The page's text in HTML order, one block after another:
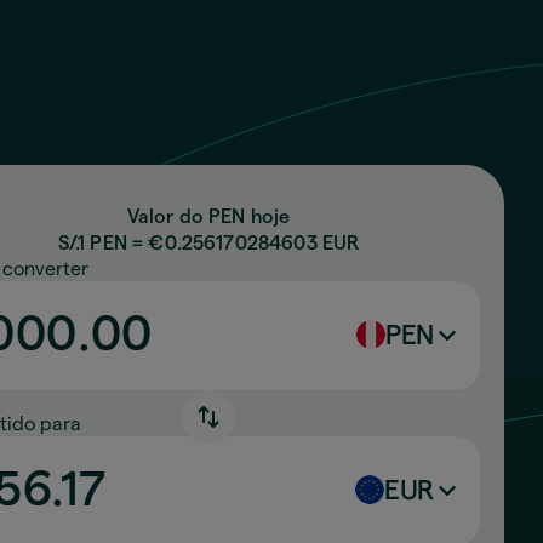
Valor do PEN hoje
S/.1 PEN = €0.256170284603EUR
converter
PEN
para
EUR